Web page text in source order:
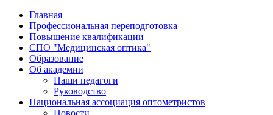
Главная
Профессиональная переподготовка
Повышение квалификации
СПО "Медицинская оптика"
Образование
Об академии
Наши педагоги
Руководство
Национальная ассоциация оптометристов
Новости